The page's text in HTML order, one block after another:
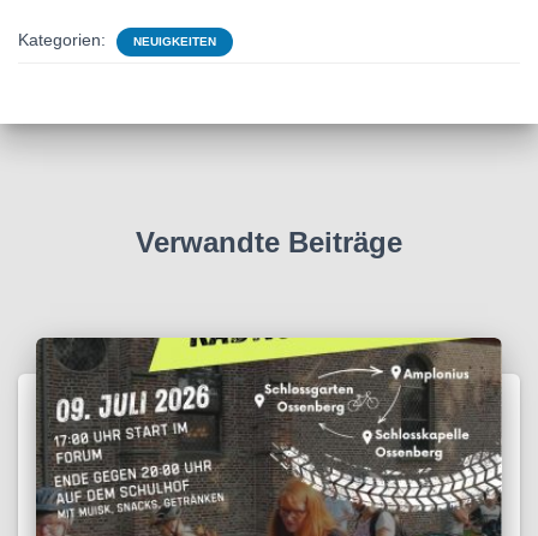
Kategorien: NEUIGKEITEN
Verwandte Beiträge